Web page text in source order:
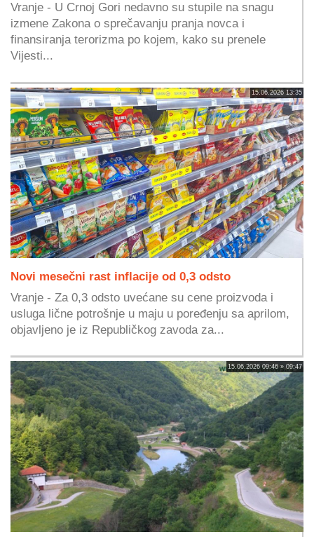
Vranje - U Crnoj Gori nedavno su stupile na snagu
izmene Zakona o sprečavanju pranja novca i
finansiranja terorizma po kojem, kako su prenele
Vijesti...
15.06.2026 13:35
Novi mesečni rast inflacije od 0,3 odsto
Vranje - Za 0,3 odsto uvećane su cene proizvoda i
usluga lične potrošnje u maju u poređenju sa aprilom,
objavljeno je iz Republičkog zavoda za...
15.06.2026 09:46 » 09:47